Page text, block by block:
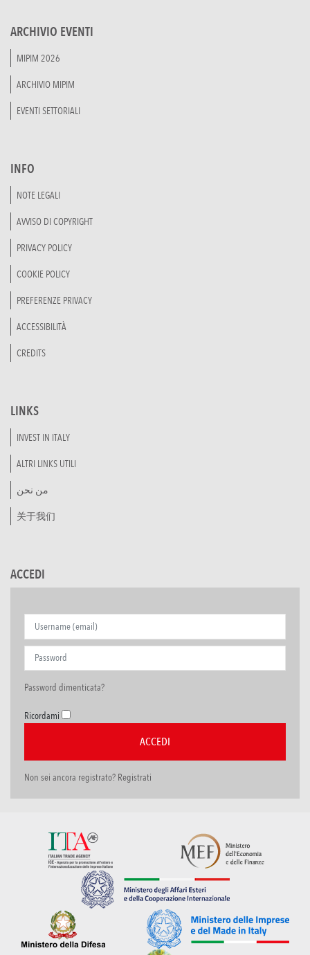
ARCHIVIO EVENTI
MIPIM 2026
ARCHIVIO MIPIM
EVENTI SETTORIALI
INFO
NOTE LEGALI
AVVISO DI COPYRIGHT
PRIVACY POLICY
COOKIE POLICY
PREFERENZE PRIVACY
ACCESSIBILITÀ
CREDITS
LINKS
INVEST IN ITALY
ALTRI LINKS UTILI
من نحن
关于我们
ACCEDI
Password dimenticata?
Ricordami
Non sei ancora registrato? Registrati